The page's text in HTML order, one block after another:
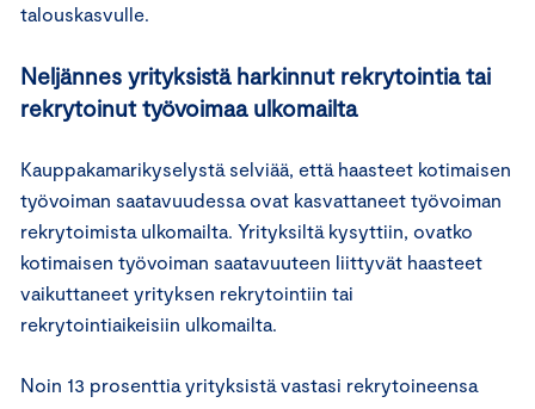
talouskasvulle.
Neljännes yrityksistä harkinnut rekrytointia tai
rekrytoinut työvoimaa ulkomailta
Kauppakamarikyselystä selviää, että haasteet kotimaisen
työvoiman saatavuudessa ovat kasvattaneet työvoiman
rekrytoimista ulkomailta. Yrityksiltä kysyttiin, ovatko
kotimaisen työvoiman saatavuuteen liittyvät haasteet
vaikuttaneet yrityksen rekrytointiin tai
rekrytointiaikeisiin ulkomailta.
Noin 13 prosenttia yrityksistä vastasi rekrytoineensa